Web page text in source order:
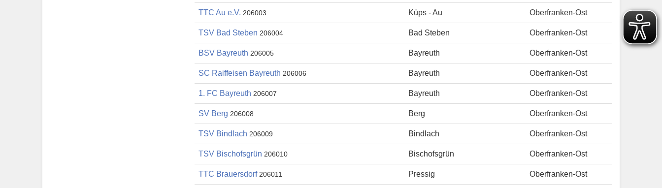
TTC Au e.V. 206003 Küps - Au Oberfranken-Ost
TSV Bad Steben 206004 Bad Steben Oberfranken-Ost
BSV Bayreuth 206005 Bayreuth Oberfranken-Ost
SC Raiffeisen Bayreuth 206006 Bayreuth Oberfranken-Ost
1. FC Bayreuth 206007 Bayreuth Oberfranken-Ost
SV Berg 206008 Berg Oberfranken-Ost
TSV Bindlach 206009 Bindlach Oberfranken-Ost
TSV Bischofsgrün 206010 Bischofsgrün Oberfranken-Ost
TTC Brauersdorf 206011 Pressig Oberfranken-Ost